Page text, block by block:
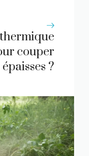
couper
?